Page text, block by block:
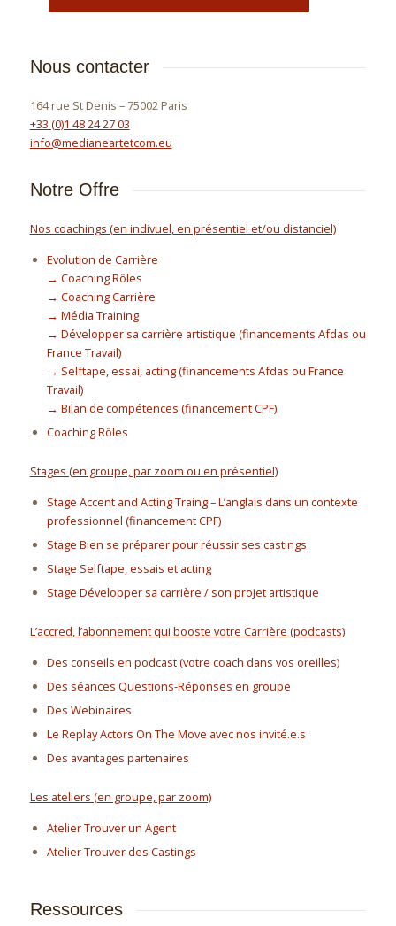
Nous contacter
164 rue St Denis – 75002 Paris
+33 (0)1 48 24 27 03
info@medianeartetcom.eu
Notre Offre
Nos coachings (en indivuel, en présentiel et/ou distanciel)
Evolution de Carrière
→ Coaching Rôles
→ Coaching Carrière
→ Média Training
→ Développer sa carrière artistique (financements Afdas ou
France Travail)
→ Selftape, essai, acting (financements Afdas ou France
Travail)
→ Bilan de compétences (financement CPF)
Coaching Rôles
Stages (en groupe, par zoom ou en présentiel)
Stage Accent and Acting Traing – L’anglais dans un contexte
professionnel (financement CPF)
Stage Bien se préparer pour réussir ses castings
Stage Selftape, essais et acting
Stage Développer sa carrière / son projet artistique
L’accred, l’abonnement qui booste votre Carrière (podcasts)
Des conseils en podcast (votre coach dans vos oreilles)
Des séances Questions-Réponses en groupe
Des Webinaires
Le Replay Actors On The Move avec nos invité.e.s
Des avantages partenaires
Les ateliers (en groupe, par zoom)
Atelier Trouver un Agent
Atelier Trouver des Castings
Ressources